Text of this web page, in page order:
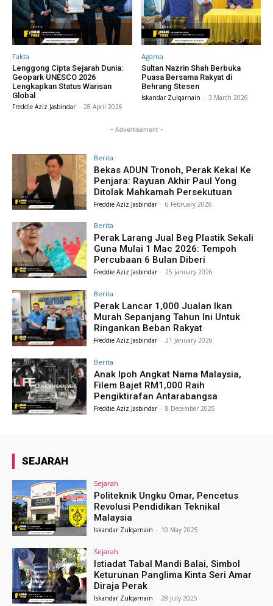
Fakta
Lenggong Cipta Sejarah Dunia:
Geopark UNESCO 2026
Lengkapkan Status Warisan
Global
Freddie Aziz Jasbindar - 28 April 2026
Agama
Sultan Nazrin Shah Berbuka
Puasa Bersama Rakyat di
Behrang Stesen
Iskandar Zulqarnain - 3 March 2026
- Advertisement -
Berita
Bekas ADUN Tronoh, Perak Kekal Ke
Penjara: Rayuan Akhir Paul Yong
Ditolak Mahkamah Persekutuan
Freddie Aziz Jasbindar - 6 February 2026
Berita
Perak Larang Jual Beg Plastik Sekali
Guna Mulai 1 Mac 2026: Tempoh
Percubaan 6 Bulan Diberi
Freddie Aziz Jasbindar - 25 January 2026
Berita
Perak Lancar 1,000 Jualan Ikan
Murah Sepanjang Tahun Ini Untuk
Ringankan Beban Rakyat
Freddie Aziz Jasbindar - 21 January 2026
Berita
Anak Ipoh Angkat Nama Malaysia,
Filem Bajet RM1,000 Raih
Pengiktirafan Antarabangsa
Freddie Aziz Jasbindar - 8 December 2025
SEJARAH
Sejarah
Politeknik Ungku Omar, Pencetus
Revolusi Pendidikan Teknikal
Malaysia
Iskandar Zulqarnain - 10 May 2025
Sejarah
Istiadat Tabal Mandi Balai, Simbol
Keturunan Panglima Kinta Seri Amar
Diraja Perak
Iskandar Zulqarnain - 28 July 2025